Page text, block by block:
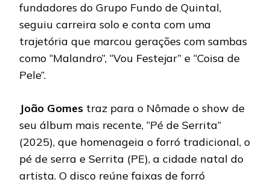
fundadores do Grupo Fundo de Quintal,
seguiu carreira solo e conta com uma
trajetória que marcou gerações com sambas
como “Malandro”, “Vou Festejar” e “Coisa de
Pele”.
João Gomes traz para o Nômade o show de
seu álbum mais recente, “Pé de Serrita”
(2025), que homenageia o forró tradicional, o
pé de serra e Serrita (PE), a cidade natal do
artista. O disco reúne faixas de forró